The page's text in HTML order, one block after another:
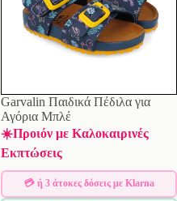
Garvalin Παιδικά Πέδιλα για
Αγόρια Μπλέ
☀️Προιόν με Καλοκαιρινές
Εκπτώσεις
💳 ή 3 άτοκες δόσεις με Klarna